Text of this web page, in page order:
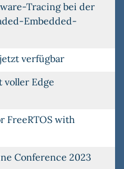
Tracing bei der
Embedded-
verfügbar
voller Edge
FreeRTOS with
Conference 2023